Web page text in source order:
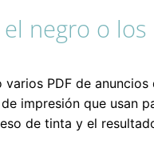
negro o
PDF de
impresión que usan
de tinta y el